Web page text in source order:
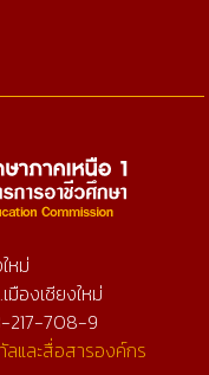
หม่
มืองเชียงใหม่
217-708-9
และสื่อสารองค์กร